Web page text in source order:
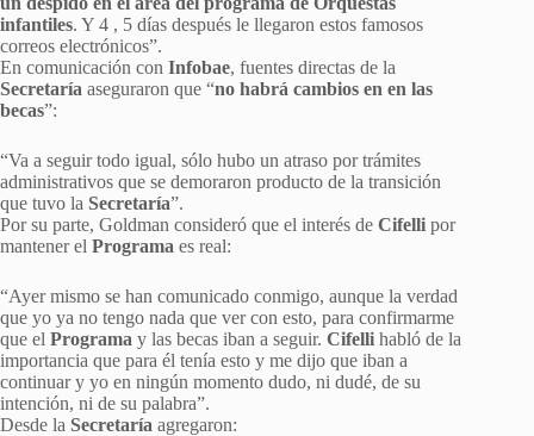
infantiles. Y 4 , 5 días después le llegaron estos famosos
correos electrónicos”.
En comunicación con Infobae, fuentes directas de la
Secretaría aseguraron que “no habrá cambios en en las
becas”:
“Va a seguir todo igual, sólo hubo un atraso por trámites
administrativos que se demoraron producto de la transición
que tuvo la Secretaría”.
Por su parte, Goldman consideró que el interés de Cifelli por
mantener el Programa es real:
“Ayer mismo se han comunicado conmigo, aunque la verdad
que yo ya no tengo nada que ver con esto, para confirmarme
que el Programa y las becas iban a seguir. Cifelli habló de la
importancia que para él tenía esto y me dijo que iban a
continuar y yo en ningún momento dudo, ni dudé, de su
intención, ni de su palabra”.
Desde la Secretaría agregaron: